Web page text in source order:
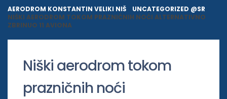
AERODROM KONSTANTIN VELIKI NIŠ UNCATEGORIZED @SR
NIŠKI AERODROM TOKOM PRAZNIČNIH NOĆI ALTERNATIVNO
ZBRINUO 11 AVIONA
Niški aerodrom tokom
prazničnih noći